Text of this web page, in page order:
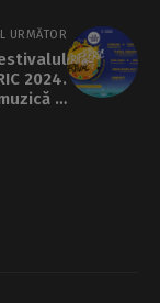
URMĂTOR
2024.
și